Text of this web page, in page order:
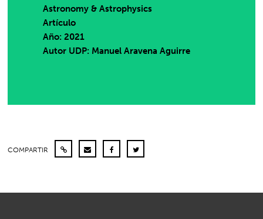
Astronomy & Astrophysics
Artículo
Año: 2021
Autor UDP: Manuel Aravena Aguirre
COMPARTIR